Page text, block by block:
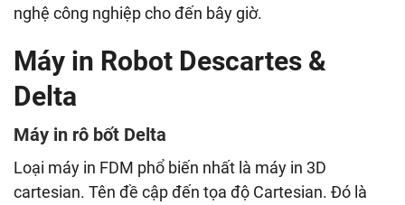
nghệ công nghiệp cho đến bây giờ.
Máy in Robot Descartes &
Delta
Máy in rô bốt Delta
Loại máy in FDM phổ biến nhất là máy in 3D
cartesian. Tên đề cập đến tọa độ Cartesian. Đó là